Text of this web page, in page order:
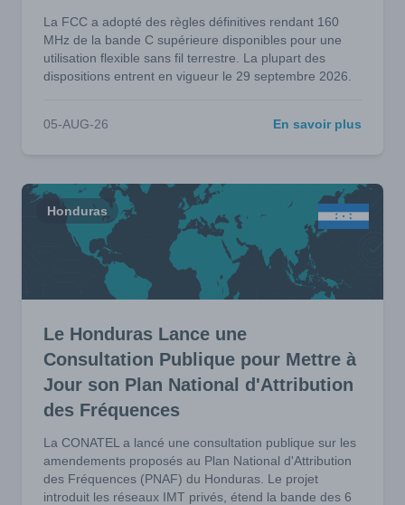
La FCC a adopté des règles définitives rendant 160
MHz de la bande C supérieure disponibles pour une
utilisation flexible sans fil terrestre. La plupart des
dispositions entrent en vigueur le 29 septembre 2026.
05-AUG-26 En savoir plus
Honduras
Le Honduras Lance une
Consultation Publique pour Mettre à
Jour son Plan National d'Attribution
des Fréquences
La CONATEL a lancé une consultation publique sur les
amendements proposés au Plan National d'Attribution
des Fréquences (PNAF) du Honduras. Le projet
introduit les réseaux IMT privés, étend la bande des 6